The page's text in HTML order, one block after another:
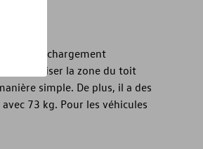
de chargement
d'utiliser la zone du toit
simple. De plus, il a des
73 kg. Pour les véhicules